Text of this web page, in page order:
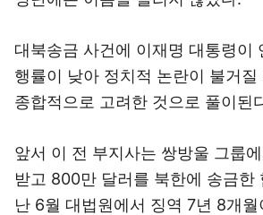
대북송금 사건에 이재명 대통령이
행률이 낮아 정치적 논란이 불거
종합적으로 고려한 것으로 풀이된
앞서 이 전 부지사는 쌍방울 그룹
받고 800만 달러를 북한에 송금한
난 6월 대법원에서 징역 7년 8개월